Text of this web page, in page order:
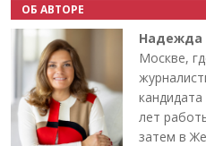
ОБ АВТОРЕ
Надежда
Москве,
лет
затем в